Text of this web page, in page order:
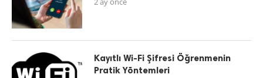
Kayıtlı Wi-Fi Şifresi Öğrenmenin
Pratik Yöntemleri